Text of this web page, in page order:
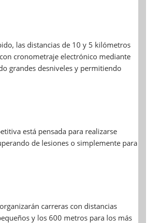
las distancias de 10 y 5 kilómetros
cronometraje electrónico mediante
grandes desniveles y permitiendo
está pensada para realizarse
de lesiones o simplemente para
carreras con distancias
y los 600 metros para los más